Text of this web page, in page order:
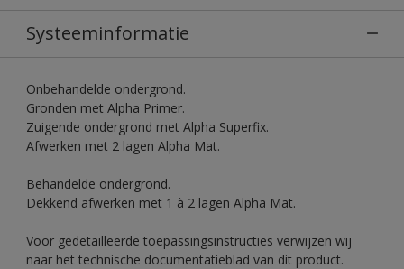
Systeeminformatie
Onbehandelde ondergrond.
Gronden met Alpha Primer.
Zuigende ondergrond met Alpha Superfix.
Afwerken met 2 lagen Alpha Mat.
Behandelde ondergrond.
Dekkend afwerken met 1 à 2 lagen Alpha Mat.
Voor gedetailleerde toepassingsinstructies verwijzen wij
naar het technische documentatieblad van dit product.